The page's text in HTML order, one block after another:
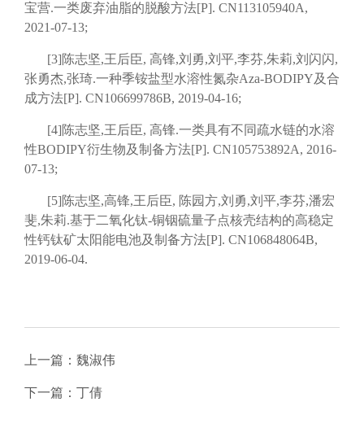
宝营.一类废弃油脂的脱酸方法[P]. CN113105940A,
2021-07-13;
[3]陈志坚,王后臣, 高锋,刘勇,刘平,李芬,朱莉,刘闪闪,
张勇杰,张琦.一种季铵盐型水溶性氮杂Aza-BODIPY及合
成方法[P]. CN106699786B, 2019-04-16;
[4]陈志坚,王后臣, 高锋.一类具有不同疏水链的水溶
性BODIPY衍生物及制备方法[P]. CN105753892A, 2016-
07-13;
[5]陈志坚,高锋,王后臣, 陈园方,刘勇,刘平,李芬,潘宏
斐,朱莉.基于二氧化钛-铜铟硫量子点核壳结构的高稳定
性钙钛矿太阳能电池及制备方法[P]. CN106848064B,
2019-06-04.
上一篇： 魏淑伟
下一篇： 丁倩